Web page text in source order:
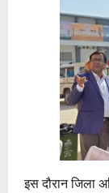
इस दौरान जिला